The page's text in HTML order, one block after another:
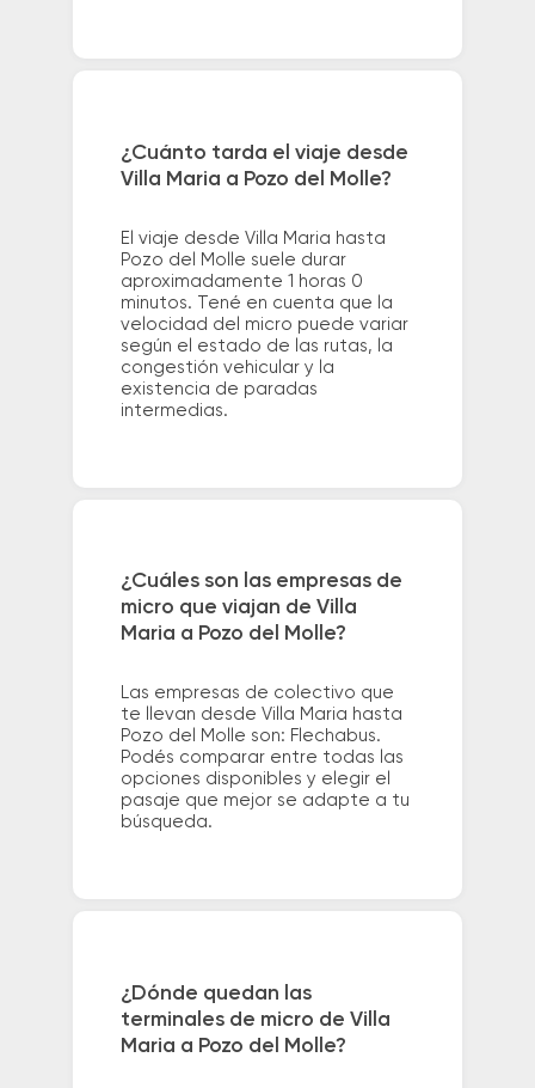
¿Cuánto tarda el viaje desde
Villa Maria a Pozo del Molle?
El viaje desde Villa Maria hasta
Pozo del Molle suele durar
aproximadamente 1 horas 0
minutos. Tené en cuenta que la
velocidad del micro puede variar
según el estado de las rutas, la
congestión vehicular y la
existencia de paradas
intermedias.
¿Cuáles son las empresas de
micro que viajan de Villa
Maria a Pozo del Molle?
Las empresas de colectivo que
te llevan desde Villa Maria hasta
Pozo del Molle son: Flechabus.
Podés comparar entre todas las
opciones disponibles y elegir el
pasaje que mejor se adapte a tu
búsqueda.
¿Dónde quedan las
terminales de micro de Villa
Maria a Pozo del Molle?